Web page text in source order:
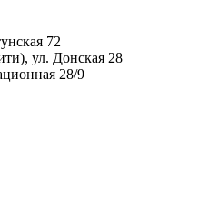
72
ул. Донская 28
28/9